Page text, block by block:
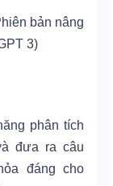
bản nâng
3)
phân tích
đưa ra câu
đáng cho